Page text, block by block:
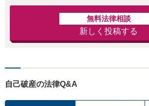
無料法律相談
新しく投稿する
自己破産の法律Q&A